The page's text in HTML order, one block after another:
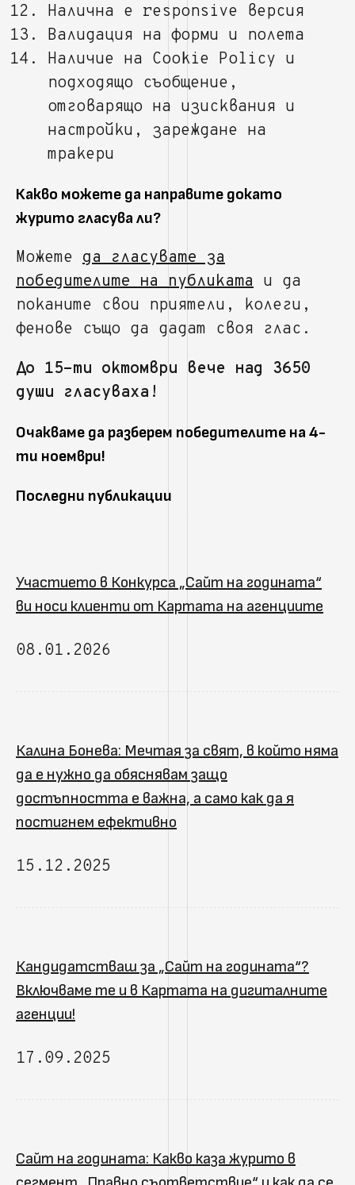
Налична е responsive версия
Валидация на форми и полета
Наличие на Cookie Policy и
подходящо съобщение,
отговарящо на изисквания и
настройки, зареждане на
тракери
Какво можете да направите докато
журито гласува ли?
Можете да гласувате за
победителите на публиката и да
поканите свои приятели, колеги,
фенове също да дадат своя глас.
До 15-ти октомври вече над 3650
души гласуваха!
Очакваме да разберем победителите на 4-
ти ноември!
Последни публикации
Участието в Конкурса „Сайт на годината“
ви носи клиенти от Картата на агенциите
08.01.2026
Калина Бонева: Мечтая за свят, в който няма
да е нужно да обяснявам защо
достъпността е важна, а само как да я
постигнем ефективно
15.12.2025
Кандидатстваш за „Сайт на годината“?
Включваме те и в Картата на дигиталните
агенции!
17.09.2025
Сайт на годината: Какво каза журито в